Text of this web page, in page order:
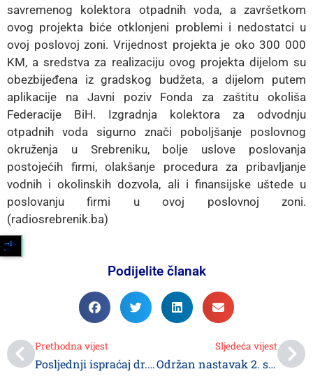
savremenog kolektora otpadnih voda, a završetkom
ovog projekta biće otklonjeni problemi i nedostatci u
ovoj poslovoj zoni. Vrijednost projekta je oko 300 000
KM, a sredstva za realizaciju ovog projekta dijelom su
obezbijeđena iz gradskog budžeta, a dijelom putem
aplikacije na Javni poziv Fonda za zaštitu okoliša
Federacije BiH. Izgradnja kolektora za odvodnju
otpadnih voda sigurno znači poboljšanje poslovnog
okruženja u Srebreniku, bolje uslove poslovanja
postojećih firmi, olakšanje procedura za pribavljanje
vodnih i okolinskih dozvola, ali i finansijske uštede u
poslovanju firmi u ovoj poslovnoj zoni.
(radiosrebrenik.ba)
Podijelite članak
Prethodna vijest
Posljednji ispraćaj dr. Ibrahima Zukića
Sljedeća vijest
Održan nastavak 2. sjednice Gradskog vijeća Srebrenik